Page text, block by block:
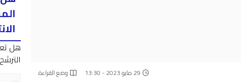
29 مايو 2023 - 13:30 وضع القراءة
هل